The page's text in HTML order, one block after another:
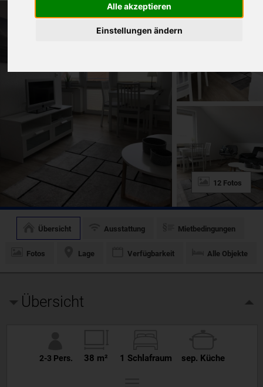
Alle akzeptieren
Einstellungen ändern
12 Fotos
Übersicht Ausstattung Mietbedingungen
Fotos Lage Verfügbarkeit Alle Objekte
Übersicht
2-3 Pers. 38 m² 1 Schlafraum sep. Küche